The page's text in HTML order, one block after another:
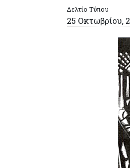
Δελτίο Τύπου
25 Οκτωβρίου,